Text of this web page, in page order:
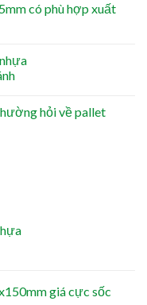
có phù hợp xuất
hỏi về pallet
giá cực sốc